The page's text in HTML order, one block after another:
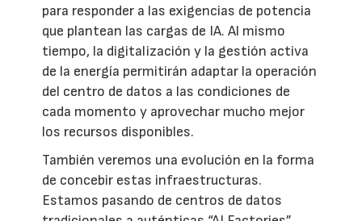
para responder a las exigencias de potencia
que plantean las cargas de IA. Al mismo
tiempo, la digitalización y la gestión activa
de la energía permitirán adaptar la operación
del centro de datos a las condiciones de
cada momento y aprovechar mucho mejor
los recursos disponibles.
También veremos una evolución en la forma
de concebir estas infraestructuras.
Estamos pasando de centros de datos